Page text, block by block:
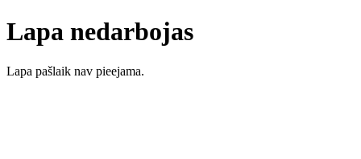
Lapa nedarbojas
Lapa pašlaik nav pieejama.